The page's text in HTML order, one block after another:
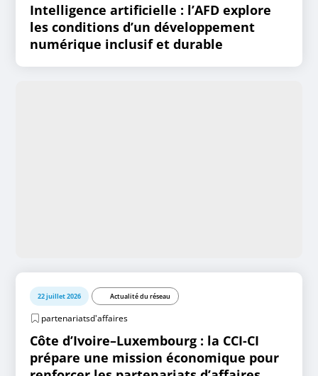
Intelligence artificielle : l’AFD explore
les conditions d’un développement
numérique inclusif et durable
22 juillet 2026 Actualité du réseau
partenariatsd'affaires
Côte d’Ivoire–Luxembourg : la CCI-CI
prépare une mission économique pour